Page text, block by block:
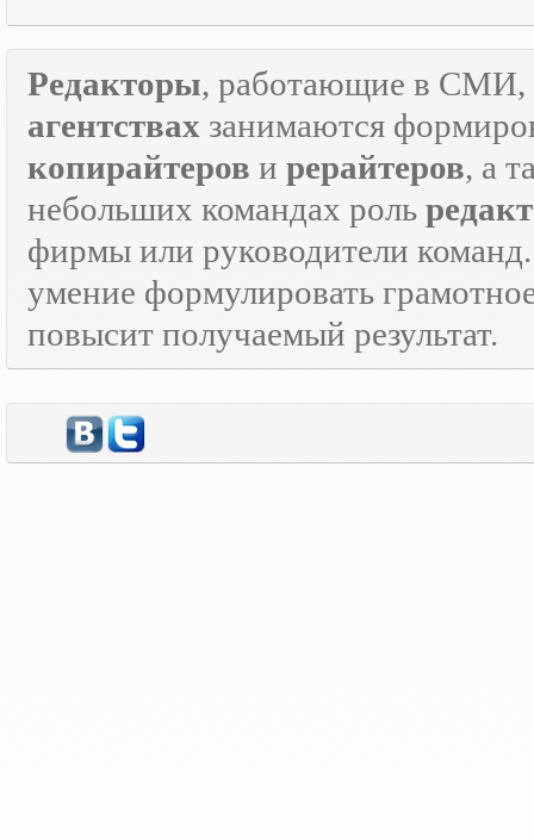
Редакторы, работающие в СМИ,
агентствах занимаются
копирайтеров и рерайтеров, а
небольших командах роль
фирмы или руководители
умение формулировать
повысит получаемый результат.